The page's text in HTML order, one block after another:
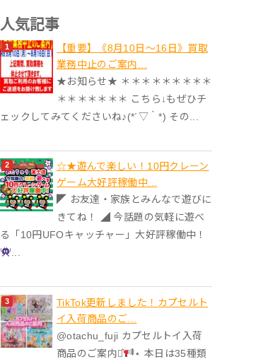
人気記事
【重要】《8月10日～16日》買取
業務中止のご案内...
★お知らせ★ ＊＊＊＊＊＊＊＊＊
＊＊＊＊＊＊＊ こちら↓もぜひチ
ェックしてみてくださいね♪(*´▽｀*) その...
☆★遊んで楽しい！10円クレーン
ゲーム大好評稼働中...
◤ お友達・家族とみんなで遊びに
きてね！ ◢ 今話題の気軽に遊べ
る「10円UFOキャッチャー」大好評稼働中！
TikTok更新しました！カプセルト
イ入荷商品のご...
@otachu_fuji カプセルトイ入荷
商品のご案内⋆͛
⋆ 本日は35種類